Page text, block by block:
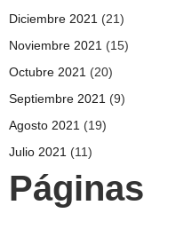
Diciembre 2021 (21)
Noviembre 2021 (15)
Octubre 2021 (20)
Septiembre 2021 (9)
Agosto 2021 (19)
Julio 2021 (11)
Páginas